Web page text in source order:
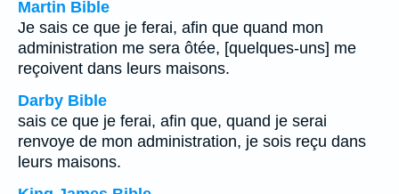
Martin Bible
Je sais ce que je ferai, afin que quand mon
administration me sera ôtée, [quelques-uns] me
reçoivent dans leurs maisons.
Darby Bible
sais ce que je ferai, afin que, quand je serai
renvoye de mon administration, je sois reçu dans
leurs maisons.